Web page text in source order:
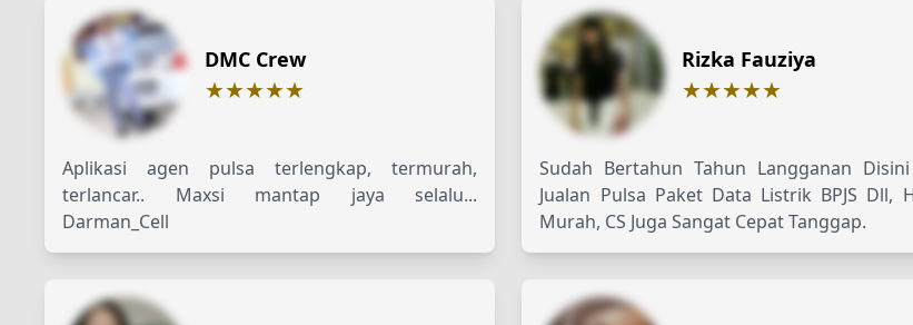
DMC Crew
★★★★★
Aplikasi agen pulsa terlengkap, termurah,
terlancar.. Maxsi mantap jaya selalu...
Darman_Cell
Rizka Fauziya
★★★★★
Sudah Bertahun Tahun Langganan
Jualan Pulsa Paket Data Listrik BPJS Dll,
Murah, CS Juga Sangat Cepat Tanggap.